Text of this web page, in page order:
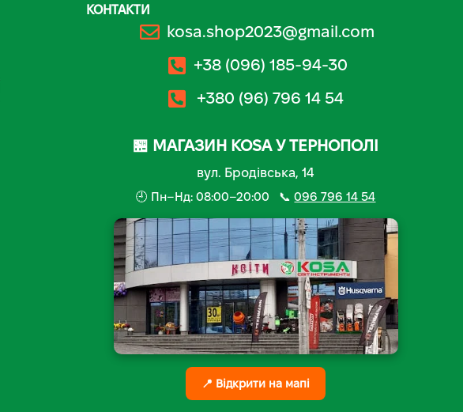
КОНТАКТИ
kosa.shop2023@gmail.com
+38 (096) 185-94-30
+380 (96) 796 14 54
🏪 МАГАЗИН KOSA У ТЕРНОПОЛІ
вул. Бродівська, 14
🕘 Пн–Нд: 08:00–20:00 📞096 796 14 54
📍 Відкрити на мапі